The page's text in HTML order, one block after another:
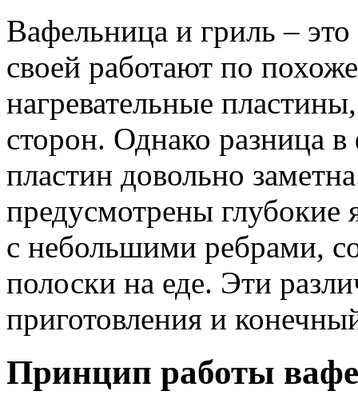
Вафельница и гриль –
своей работают по
нагревательные
сторон. Однако разница
пластин довольно
предусмотрены глубокие
с небольшими ребрами,
полоски на еде. Эти
приготовления и
Принцип работы